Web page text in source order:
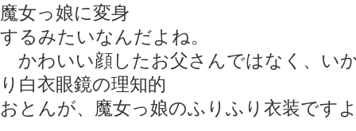
魔女っ娘に変身
するみたいなんだよね。
かわいい顔したお父さんではなく、い
り白衣眼鏡の理知的
おとんが、魔女っ娘のふりふり衣装です